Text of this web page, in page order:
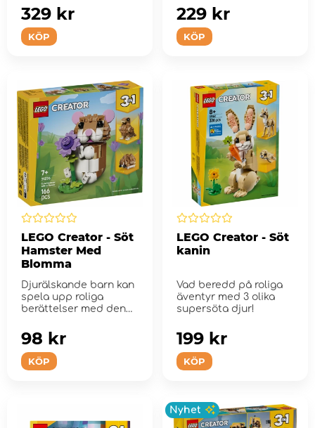
byggsats.
KÖP
329 kr
KÖP
229 kr
LEGO Creator - Söt
Hamster Med
Blomma
Djurälskande barn kan
spela upp roliga
berättelser med denna
KÖP
98 kr
LEGO Creator - Söt
kanin
Vad beredd på roliga
äventyr med 3 olika
supersöta djur!
KÖP
199 kr
Nyhet